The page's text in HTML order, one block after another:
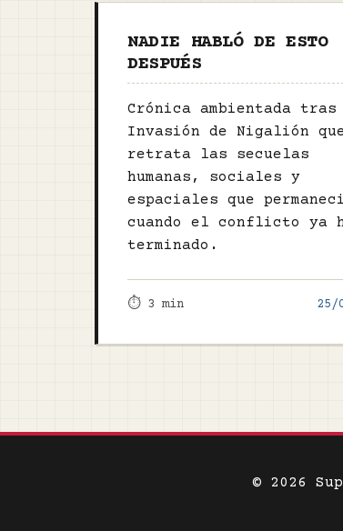
NADIE HABLÓ DE ESTO
DESPUÉS
Crónica ambientada
Invasión de Nigalión
retrata las secuelas
humanas, sociales y
espaciales que
cuando el conflicto ya
terminado.
⏱️ 3 min 25/
© 2026